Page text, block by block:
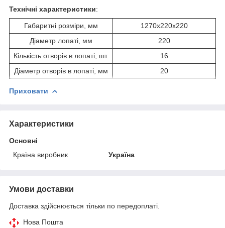
Технічні характеристики:
Габаритні розміри, мм
1270х220х220
Діаметр лопаті, мм
220
Кількість отворів в лопаті, шт.
16
Діаметр отворів в лопаті, мм
20
Приховати
Характеристики
Основні
Країна виробник
Україна
Умови доставки
Доставка здійснюється тільки по передоплаті.
Нова Пошта